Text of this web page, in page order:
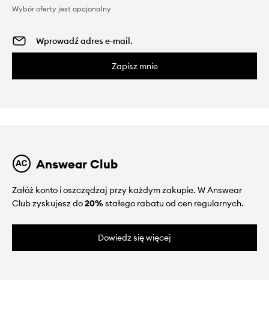
Wybór oferty jest opcjonalny
Zapisz mnie
Answear Club
Załóż konto i oszczędzaj przy każdym zakupie. W Answear
Club zyskujesz do20%stałego rabatu od cen regularnych.
Dowiedz się więcej